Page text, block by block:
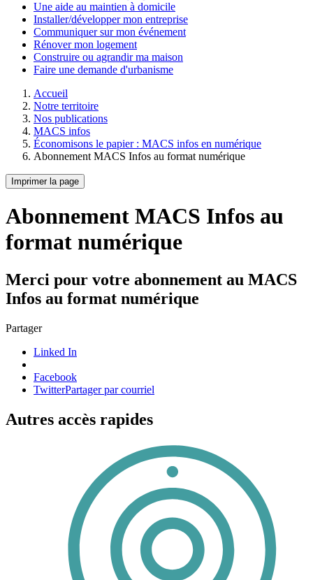
Une aide au maintien à domicile
Installer/développer mon entreprise
Communiquer sur mon événement
Rénover mon logement
Construire ou agrandir ma maison
Faire une demande d'urbanisme
Accueil
Notre territoire
Nos publications
MACS infos
Économisons le papier : MACS infos en numérique
Abonnement MACS Infos au format numérique
Imprimer la page
Abonnement MACS Infos au
format numérique
Merci pour votre abonnement au MACS
Infos au format numérique
Partager
Linked In
Facebook
TwitterPartager par courriel
Autres accès rapides